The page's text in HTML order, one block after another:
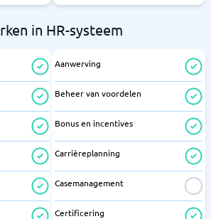
in HR-systeem
Aanwerving
Beheer van voordelen
Bonus en incentives
Carrièreplanning
Casemanagement
Certificering